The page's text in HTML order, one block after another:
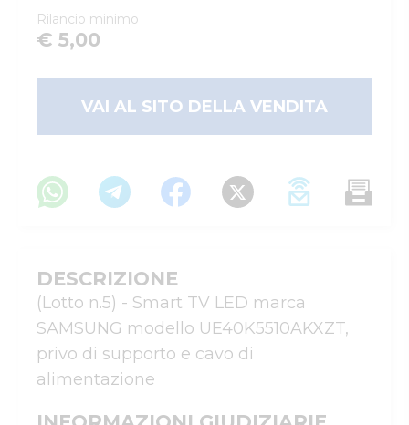
Rilancio minimo
€ 5,00
VAI AL SITO DELLA VENDITA
DESCRIZIONE
(Lotto n.5) - Smart TV LED marca
SAMSUNG modello UE40K5510AKXZT,
privo di supporto e cavo di
alimentazione